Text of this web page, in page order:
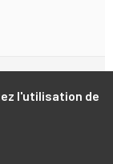
l'utilisation de